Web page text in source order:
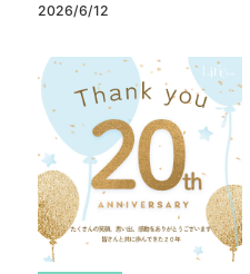
2026/6/12